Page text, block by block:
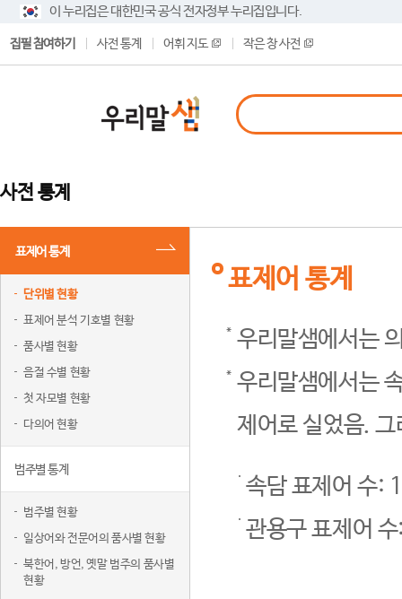
이 누리집은 대한민국 공식 전자정부 누리집입니다.
집필 참여하기 사전 통계 어휘 지도 작은 창 사전
사전 통계
표제어 통계
단위별 현황
표제어 분석 기호별 현황
품사별 현황
음절 수별 현황
첫 자모별 현황
다의어 현황
범주별 통계
범주별 현황
일상어와 전문어의 품사별 현황
북한어, 방언, 옛말 범주의 품사별
현황
표제어 통계
우리말샘에서는
우리말샘에서는
제어로 실었음.
속담 표제어 수:
관용구 표제어